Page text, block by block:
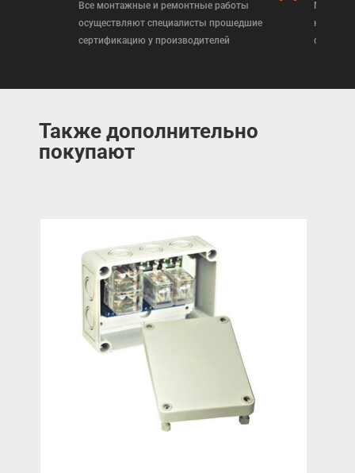
Все монтажные и ремонтные работы
осуществляют специалисты прошедшие
сертификацию у производителей
Мы
Также дополнительно
покупают